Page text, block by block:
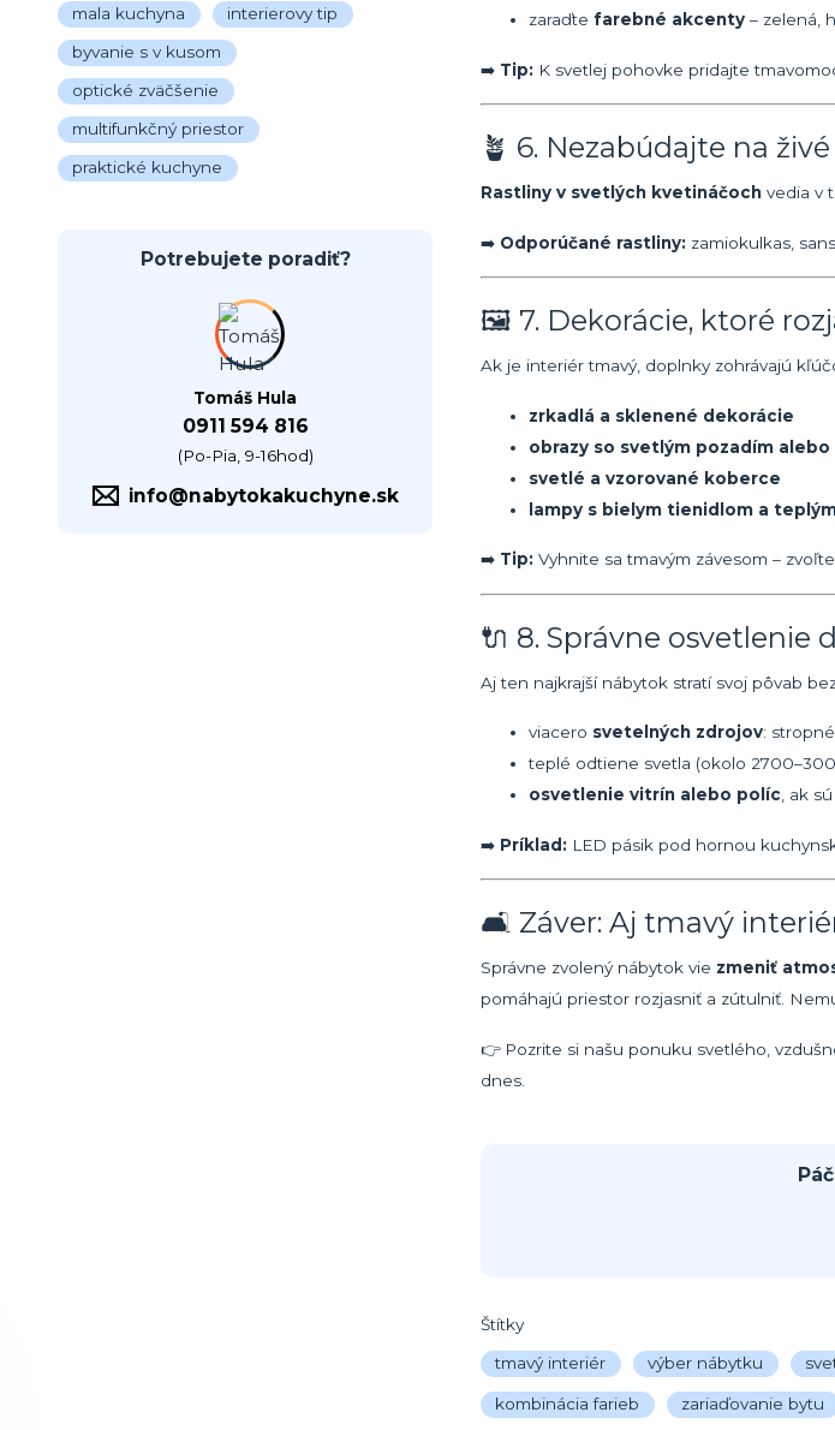
mala kuchyna
interierovy tip
byvanie s v kusom
optické zväčšenie
multifunkčný priestor
praktické kuchyne
Potrebujete poradiť?
Tomáš Hula
0911 594 816
(Po-Pia, 9-16hod)
info@nabytokakuchyne.sk
zaraďte farebné akcenty – zelená,
➡️ Tip: K svetlej pohovke pridajte
🪴 6. Nezabúdajte na
Rastliny v svetlých kvetináčoch vedia v
➡️ Odporúčané rastliny: zamiokulkas,
🖼 7. Dekorácie, ktoré
Ak je interiér tmavý, doplnky zohrávajú
zrkadlá a sklenené dekorácie
obrazy so svetlým pozadím
svetlé a vzorované koberce
lampy s bielym tienidlom a
➡️ Tip: Vyhnite sa tmavým závesom –
🔌 8. Správne
Aj ten najkrajší nábytok stratí svoj pôvab
viacero svetelných zdrojov:
teplé odtiene svetla (okolo
osvetlenie vitrín alebo políc , ak
➡️ Príklad: LED pásik pod hornou
🛋 Záver: Aj tmavý
Správne zvolený nábytok vie zmeniť
pomáhajú priestor rozjasniť a zútulniť.
👉 Pozrite si našu ponuku svetlého,
dnes.
Štítky
tmavý interiér
výber nábytku
kombinácia farieb zariaďovanie bytu